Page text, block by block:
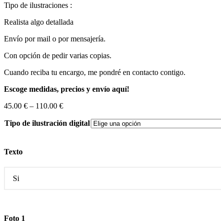
Tipo de ilustraciones :
Realista algo detallada
Envío por mail o por mensajería.
Con opción de pedir varias copias.
Cuando reciba tu encargo, me pondré en contacto contigo.
Escoge medidas, precios y envío aquí!
45.00 € – 110.00 €
Tipo de ilustración digital
Texto
Foto 1